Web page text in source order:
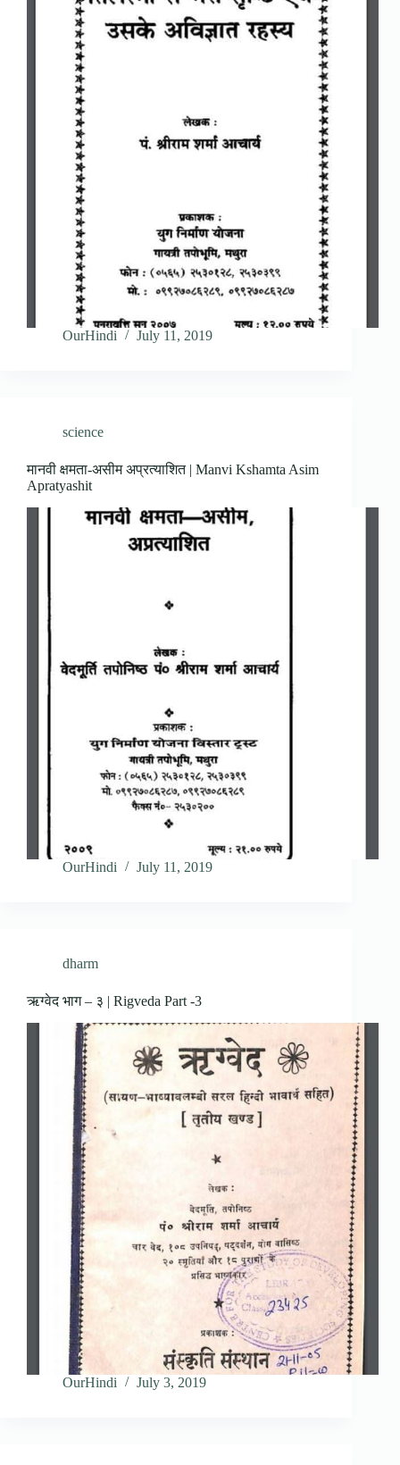
OurHindi July 11, 2019
science
मानवी क्षमता-असीम अप्रत्याशित | Manvi Kshamta Asim
Apratyashit
OurHindi July 11, 2019
dharm
ऋग्वेद भाग – ३ | Rigveda Part -3
OurHindi July 3, 2019